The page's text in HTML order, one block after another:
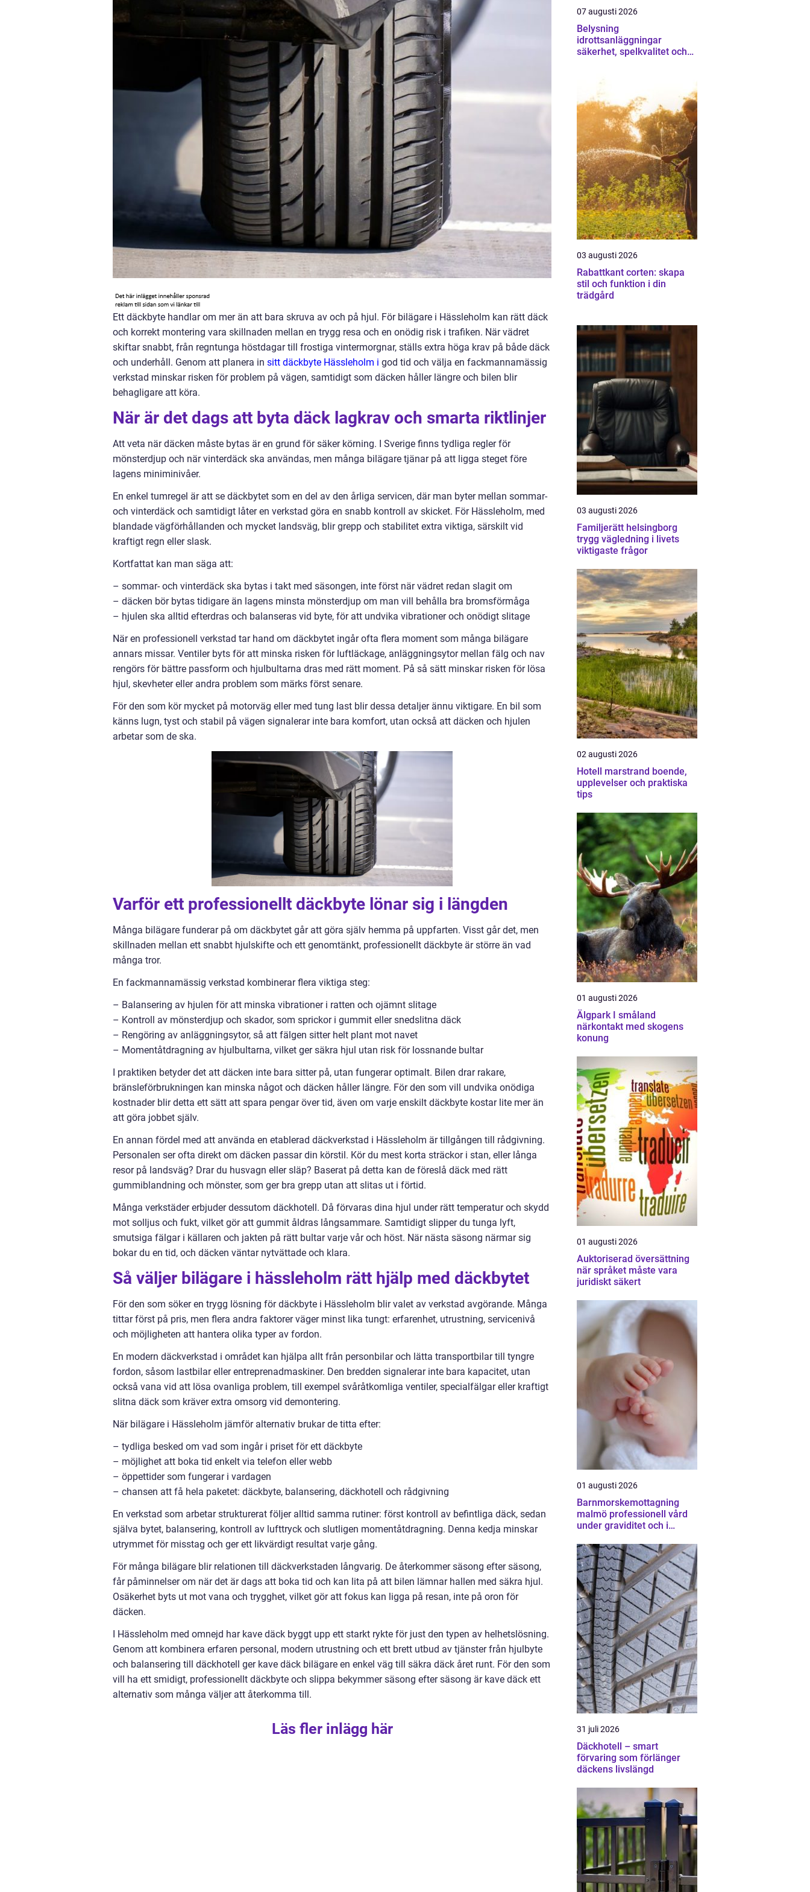
Ett däckbyte handlar om mer än att bara skruva av och på hjul. För bilägare i Hässleholm kan rätt däck
och korrekt montering vara skillnaden mellan en trygg resa och en onödig risk i trafiken. När vädret
skiftar snabbt, från regntunga höstdagar till frostiga vintermorgnar, ställs extra höga krav på både däck
och underhåll. Genom att planera in sitt däckbyte Hässleholm i god tid och välja en fackmannamässig
verkstad minskar risken för problem på vägen, samtidigt som däcken håller längre och bilen blir
behagligare att köra.
När är det dags att byta däck lagkrav och smarta riktlinjer
Att veta när däcken måste bytas är en grund för säker körning. I Sverige finns tydliga regler för
mönsterdjup och när vinterdäck ska användas, men många bilägare tjänar på att ligga steget före
lagens miniminivåer.
En enkel tumregel är att se däckbytet som en del av den årliga servicen, där man byter mellan sommar-
och vinterdäck och samtidigt låter en verkstad göra en snabb kontroll av skicket. För Hässleholm, med
blandade vägförhållanden och mycket landsväg, blir grepp och stabilitet extra viktiga, särskilt vid
kraftigt regn eller slask.
Kortfattat kan man säga att:
– sommar- och vinterdäck ska bytas i takt med säsongen, inte först när vädret redan slagit om
– däcken bör bytas tidigare än lagens minsta mönsterdjup om man vill behålla bra bromsförmåga
– hjulen ska alltid efterdras och balanseras vid byte, för att undvika vibrationer och onödigt slitage
När en professionell verkstad tar hand om däckbytet ingår ofta flera moment som många bilägare
annars missar. Ventiler byts för att minska risken för luftläckage, anläggningsytor mellan fälg och nav
rengörs för bättre passform och hjulbultarna dras med rätt moment. På så sätt minskar risken för lösa
hjul, skevheter eller andra problem som märks först senare.
För den som kör mycket på motorväg eller med tung last blir dessa detaljer ännu viktigare. En bil som
känns lugn, tyst och stabil på vägen signalerar inte bara komfort, utan också att däcken och hjulen
arbetar som de ska.
Varför ett professionellt däckbyte lönar sig i längden
Många bilägare funderar på om däckbytet går att göra själv hemma på uppfarten. Visst går det, men
skillnaden mellan ett snabbt hjulskifte och ett genomtänkt, professionellt däckbyte är större än vad
många tror.
En fackmannamässig verkstad kombinerar flera viktiga steg:
– Balansering av hjulen för att minska vibrationer i ratten och ojämnt slitage
– Kontroll av mönsterdjup och skador, som sprickor i gummit eller snedslitna däck
– Rengöring av anläggningsytor, så att fälgen sitter helt plant mot navet
– Momentåtdragning av hjulbultarna, vilket ger säkra hjul utan risk för lossnande bultar
I praktiken betyder det att däcken inte bara sitter på, utan fungerar optimalt. Bilen drar rakare,
bränsleförbrukningen kan minska något och däcken håller längre. För den som vill undvika onödiga
kostnader blir detta ett sätt att spara pengar över tid, även om varje enskilt däckbyte kostar lite mer än
att göra jobbet själv.
En annan fördel med att använda en etablerad däckverkstad i Hässleholm är tillgången till rådgivning.
Personalen ser ofta direkt om däcken passar din körstil. Kör du mest korta sträckor i stan, eller långa
resor på landsväg? Drar du husvagn eller släp? Baserat på detta kan de föreslå däck med rätt
gummiblandning och mönster, som ger bra grepp utan att slitas ut i förtid.
Många verkstäder erbjuder dessutom däckhotell. Då förvaras dina hjul under rätt temperatur och skydd
mot solljus och fukt, vilket gör att gummit åldras långsammare. Samtidigt slipper du tunga lyft,
smutsiga fälgar i källaren och jakten på rätt bultar varje vår och höst. När nästa säsong närmar sig
bokar du en tid, och däcken väntar nytvättade och klara.
Så väljer bilägare i hässleholm rätt hjälp med däckbytet
För den som söker en trygg lösning för däckbyte i Hässleholm blir valet av verkstad avgörande. Många
tittar först på pris, men flera andra faktorer väger minst lika tungt: erfarenhet, utrustning, servicenivå
och möjligheten att hantera olika typer av fordon.
En modern däckverkstad i området kan hjälpa allt från personbilar och lätta transportbilar till tyngre
fordon, såsom lastbilar eller entreprenadmaskiner. Den bredden signalerar inte bara kapacitet, utan
också vana vid att lösa ovanliga problem, till exempel svåråtkomliga ventiler, specialfälgar eller kraftigt
slitna däck som kräver extra omsorg vid demontering.
När bilägare i Hässleholm jämför alternativ brukar de titta efter:
– tydliga besked om vad som ingår i priset för ett däckbyte
– möjlighet att boka tid enkelt via telefon eller webb
– öppettider som fungerar i vardagen
– chansen att få hela paketet: däckbyte, balansering, däckhotell och rådgivning
En verkstad som arbetar strukturerat följer alltid samma rutiner: först kontroll av befintliga däck, sedan
själva bytet, balansering, kontroll av lufttryck och slutligen momentåtdragning. Denna kedja minskar
utrymmet för misstag och ger ett likvärdigt resultat varje gång.
För många bilägare blir relationen till däckverkstaden långvarig. De återkommer säsong efter säsong,
får påminnelser om när det är dags att boka tid och kan lita på att bilen lämnar hallen med säkra hjul.
Osäkerhet byts ut mot vana och trygghet, vilket gör att fokus kan ligga på resan, inte på oron för
däcken.
I Hässleholm med omnejd har kave däck byggt upp ett starkt rykte för just den typen av helhetslösning.
Genom att kombinera erfaren personal, modern utrustning och ett brett utbud av tjänster från hjulbyte
och balansering till däckhotell ger kave däck bilägare en enkel väg till säkra däck året runt. För den som
vill ha ett smidigt, professionellt däckbyte och slippa bekymmer säsong efter säsong är kave däck ett
alternativ som många väljer att återkomma till.
Läs fler inlägg här
07 augusti 2026
Belysning
idrottsanläggningar
säkerhet, spelkvalitet och
03 augusti 2026
Rabattkant corten: skapa
stil och funktion i din
trädgård
03 augusti 2026
Familjerätt helsingborg
trygg vägledning i livets
viktigaste frågor
02 augusti 2026
Hotell marstrand boende,
upplevelser och praktiska
tips
01 augusti 2026
Älgpark I småland
närkontakt med skogens
konung
01 augusti 2026
Auktoriserad översättning
när språket måste vara
juridiskt säkert
01 augusti 2026
Barnmorskemottagning
malmö professionell vård
under graviditet och i
31 juli 2026
Däckhotell – smart
förvaring som förlänger
däckens livslängd